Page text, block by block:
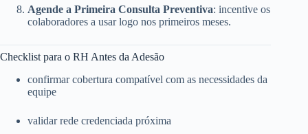
Agende a Primeira Consulta Preventiva: incentive os
colaboradores a usar logo nos primeiros meses.
Checklist para o RH Antes da Adesão
confirmar cobertura compatível com as necessidades da
equipe
validar rede credenciada próxima